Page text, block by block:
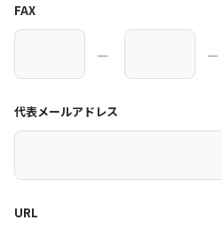
FAX
― ―
代表メールアドレス
URL